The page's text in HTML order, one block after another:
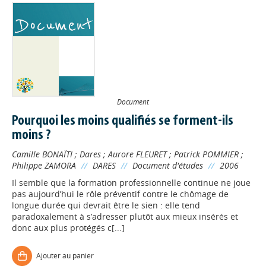
Document
Pourquoi les moins qualifiés se forment-ils
moins ?
Camille BONAÏTI ; Dares ;Aurore FLEURET; Patrick POMMIER ;
Philippe ZAMORA // DARES // Document d'études // 2006
Il semble que la formation professionnelle continue ne joue
pas aujourd’hui le rôle préventif contre le chômage de
longue durée qui devrait être le sien : elle tend
paradoxalement à s’adresser plutôt aux mieux insérés et
donc aux plus protégés c[...]
Ajouter au panier